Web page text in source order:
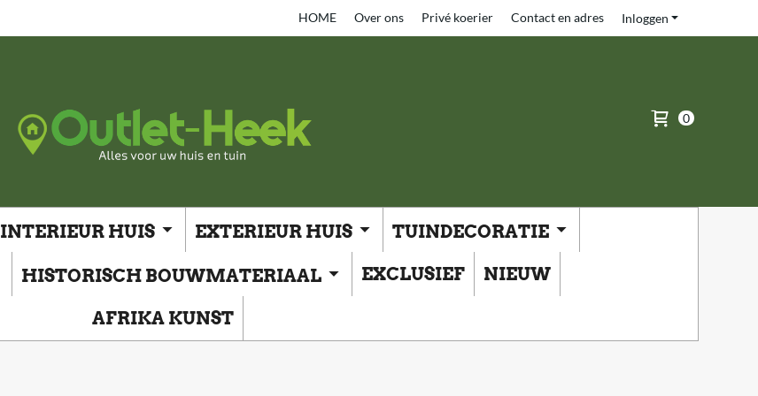
Inloggen
HOME Over ons Privé koerier Contact en adres
0
INTERIEUR HUIS EXTERIEUR HUIS TUINDECORATIE
HISTORISCH BOUWMATERIAAL EXCLUSIEF NIEUW
AFRIKA KUNST